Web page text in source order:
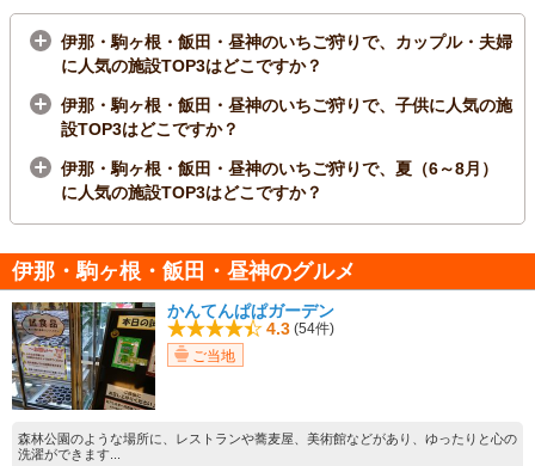
伊那・駒ヶ根・飯田・昼神のいちご狩りで、カップル・夫婦
に人気の施設TOP3はどこですか？
伊那・駒ヶ根・飯田・昼神のいちご狩りで、子供に人気の施
設TOP3はどこですか？
伊那・駒ヶ根・飯田・昼神のいちご狩りで、夏（6～8月）
に人気の施設TOP3はどこですか？
伊那・駒ヶ根・飯田・昼神のグルメ
かんてんぱぱガーデン
4.3 (54件)
ご当地
森林公園のような場所に、レストランや蕎麦屋、美術館などがあり、ゆったりと心の
洗濯ができます...